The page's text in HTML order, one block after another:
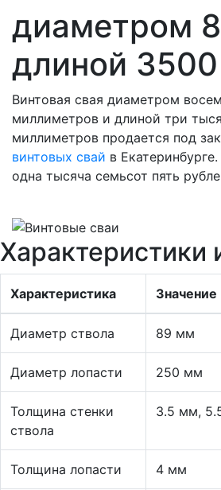
диаметром
длиной
Винтовая свая диаметром
миллиметров и длиной три
миллиметров продается под
винтовых свай в
одна тысяча семьсот пять
Характеристики
Характеристика Значение
Диаметр ствола 89 мм
Диаметр лопасти 250 мм
Толщина стенки
ствола
3.5 мм,
Толщина лопасти 4 мм